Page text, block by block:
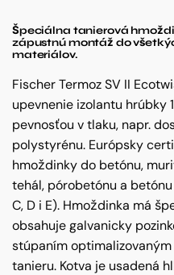
Špeciálna tanierová
zápustnú montáž do
materiálov.
Fischer Termoz SV II
upevnenie izolantu hrúbky
pevnosťou v tlaku, napr.
polystyrénu. Európsky
hmoždinky do betónu,
tehál, pórobetónu a
C, D i E). Hmoždinka má
obsahuje galvanicky
stúpaním
tanieru. Kotva je usadená